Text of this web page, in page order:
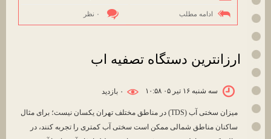
ادامه مطلب ۰ نظر
ارزانترین دستگاه تصفیه اب
سه شنبه ۱۶ تیر ۰۵ ۱۰:۵۸ ۰ بازديد
میزان سختی آب (TDS) در مناطق مختلف تهران یکسان نیست؛ برای مثال
ساکنان مناطق شمالی ممکن است سختی آب کمتری را تجربه کنند، در